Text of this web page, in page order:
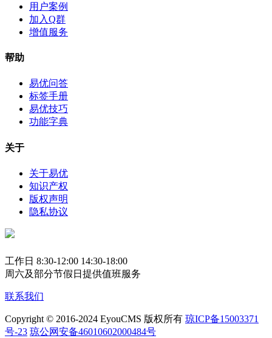
用户案例
加入Q群
增值服务
帮助
易优问答
标签手册
易优技巧
功能字典
关于
关于易优
知识产权
版权声明
隐私协议
工作日 8:30-12:00 14:30-18:00
周六及部分节假日提供值班服务
联系我们
Copyright © 2016-2024 EyouCMS 版权所有 琼ICP备15003371
号-23 琼公网安备46010602000484号